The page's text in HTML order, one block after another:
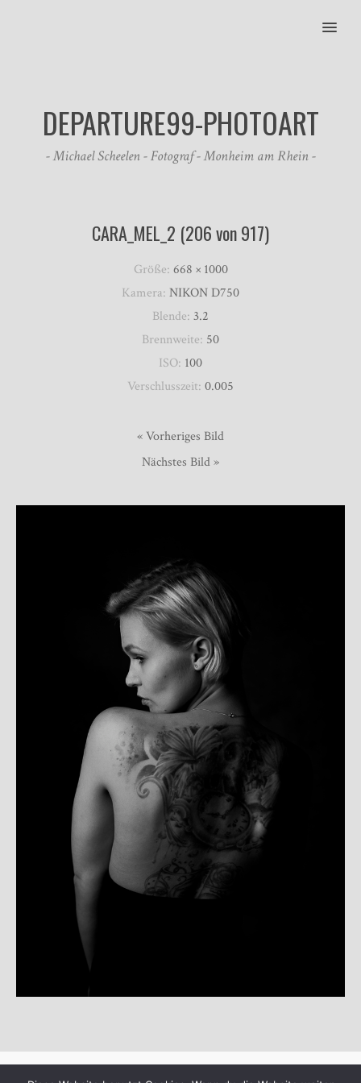
MENU
DEPARTURE99-PHOTOART
- Michael Scheelen - Fotograf - Monheim am Rhein -
CARA_MEL_2 (206 von 917)
Größe: 668 × 1000
Kamera: NIKON D750
Blende: 3.2
Brennweite: 50
ISO: 100
Verschlusszeit: 0.005
« Vorheriges Bild
Nächstes Bild »
© Copyright 2025 departure99-photoart ·